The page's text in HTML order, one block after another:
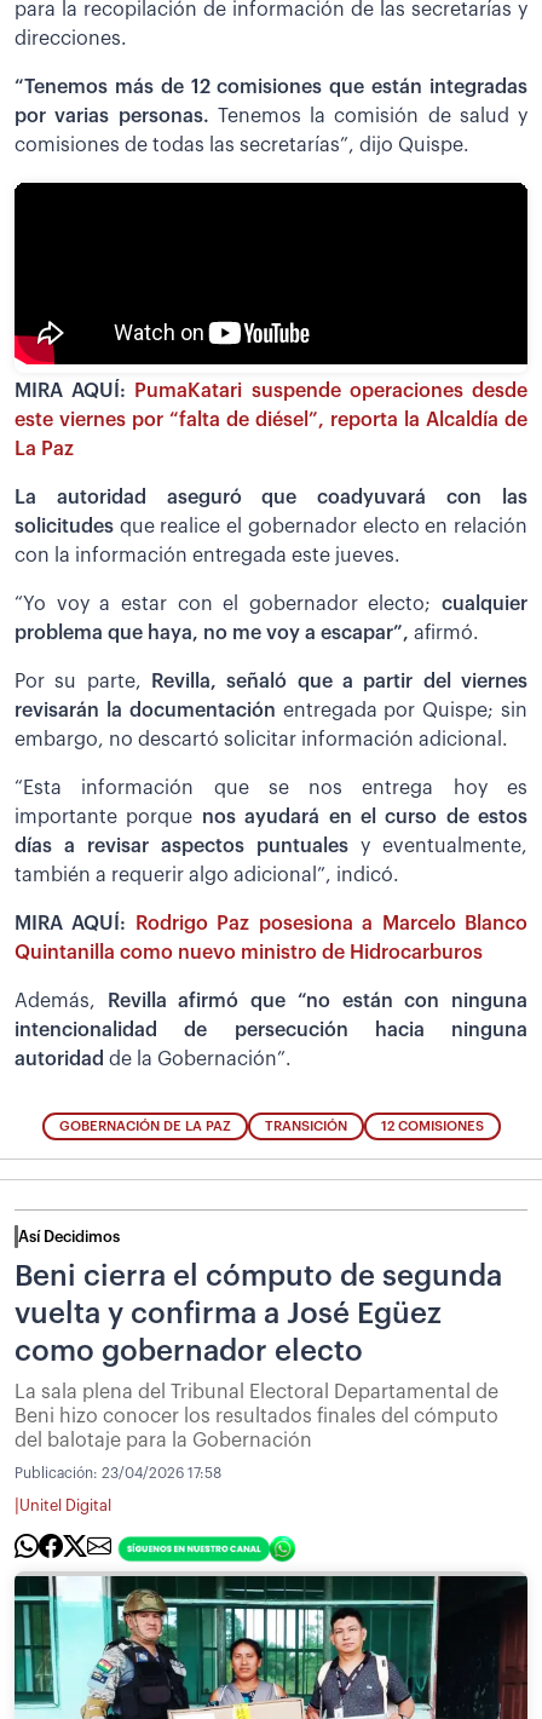
para la recopilación de información de las secretarías y
direcciones.
“Tenemos más de 12 comisiones que están integradas
por varias personas. Tenemos la comisión de salud y
comisiones de todas las secretarías”, dijo Quispe.
MIRA AQUÍ:
PumaKatari suspende operaciones desde
este viernes por “falta de diésel”, reporta la Alcaldía de
La Paz
La autoridad aseguró que coadyuvará con las
solicitudes que realice el gobernador electo en relación
con la información entregada este jueves.
“Yo voy a estar con el gobernador electo; cualquier
problema que haya, no me voy a escapar”, afirmó.
Por su parte,
Revilla, señaló que a partir del viernes
revisarán la documentación entregada por Quispe; sin
embargo, no descartó solicitar información adicional.
“Esta información que se nos entrega hoy es
importante porque nos ayudará en el curso de estos
días a revisar aspectos puntuales y eventualmente,
también a requerir algo adicional”, indicó.
MIRA AQUÍ:
Rodrigo Paz posesiona a Marcelo Blanco
Quintanilla como nuevo ministro de Hidrocarburos
Además, Revilla afirmó que “no están con ninguna
intencionalidad de persecución hacia ninguna
autoridad de la Gobernación”.
GOBERNACIÓN DE LA PAZ TRANSICIÓN 12 COMISIONES
Así Decidimos
Beni cierra el cómputo de segunda
vuelta y confirma a José Egüez
como gobernador electo
La sala plena del Tribunal Electoral Departamental de
Beni hizo conocer los resultados finales del cómputo
del balotaje para la Gobernación
Publicación: 23/04/2026 17:58
Unitel Digital